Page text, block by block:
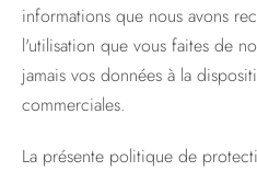
informations que nous avons
l'utilisation que vous faites de
jamais vos données à la
commerciales.
La présente politique de